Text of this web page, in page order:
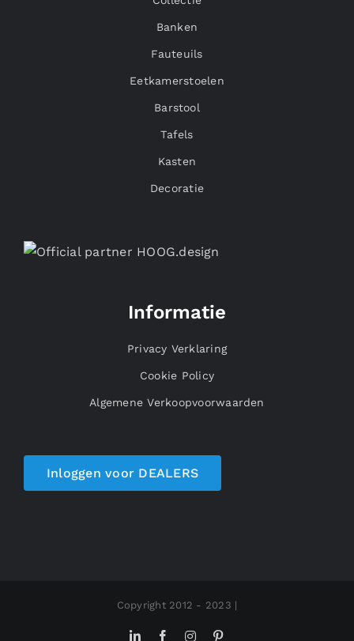
Banken
Fauteuils
Eetkamerstoelen
Barstool
Tafels
Kasten
Decoratie
Informatie
Privacy Verklaring
Cookie Policy
Algemene Verkoopvoorwaarden
Inloggen voor DEALERS
Copyright 2012 - 2023 |
LinkedInFacebookInstagram